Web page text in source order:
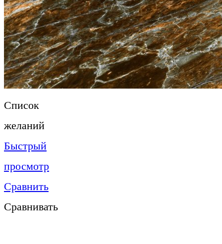
Список
желаний
Быстрый
просмотр
Сравнить
Сравнивать